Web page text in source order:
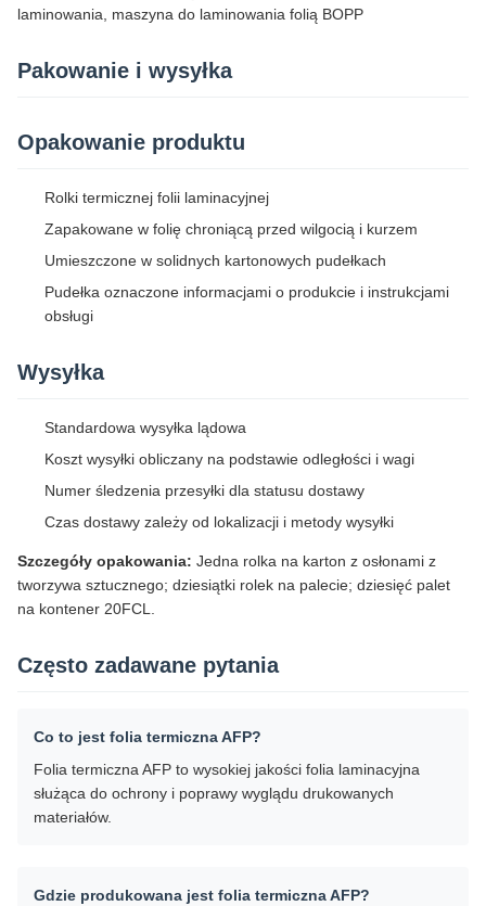
laminowania, maszyna do laminowania folią BOPP
Pakowanie i wysyłka
Opakowanie produktu
Rolki termicznej folii laminacyjnej
Zapakowane w folię chroniącą przed wilgocią i kurzem
Umieszczone w solidnych kartonowych pudełkach
Pudełka oznaczone informacjami o produkcie i instrukcjami
obsługi
Wysyłka
Standardowa wysyłka lądowa
Koszt wysyłki obliczany na podstawie odległości i wagi
Numer śledzenia przesyłki dla statusu dostawy
Czas dostawy zależy od lokalizacji i metody wysyłki
Szczegóły opakowania: Jedna rolka na karton z osłonami z
tworzywa sztucznego; dziesiątki rolek na palecie; dziesięć palet
na kontener 20FCL.
Często zadawane pytania
Co to jest folia termiczna AFP?
Folia termiczna AFP to wysokiej jakości folia laminacyjna
służąca do ochrony i poprawy wyglądu drukowanych
materiałów.
Gdzie produkowana jest folia termiczna AFP?